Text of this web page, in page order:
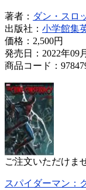
著者： ダン・スロ
出版社： 小学館集
価格： 2,500円
発売日：2022年09月
商品コード：
ご注文いただけま
スパイダーマン：